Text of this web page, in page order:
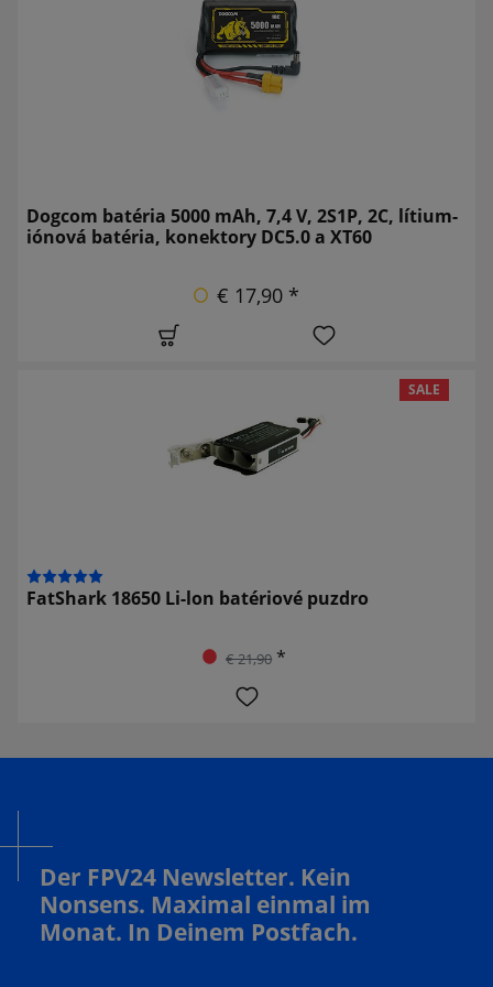
Dogcom batéria 5000 mAh, 7,4 V, 2S1P, 2C, lítium-
iónová batéria, konektory DC5.0 a XT60
€ 17,90 *
SALE
FatShark 18650 Li-lon batériové puzdro
€ 21,90 *
Der FPV24 Newsletter. Kein
Nonsens. Maximal einmal im
Monat. In Deinem Postfach.